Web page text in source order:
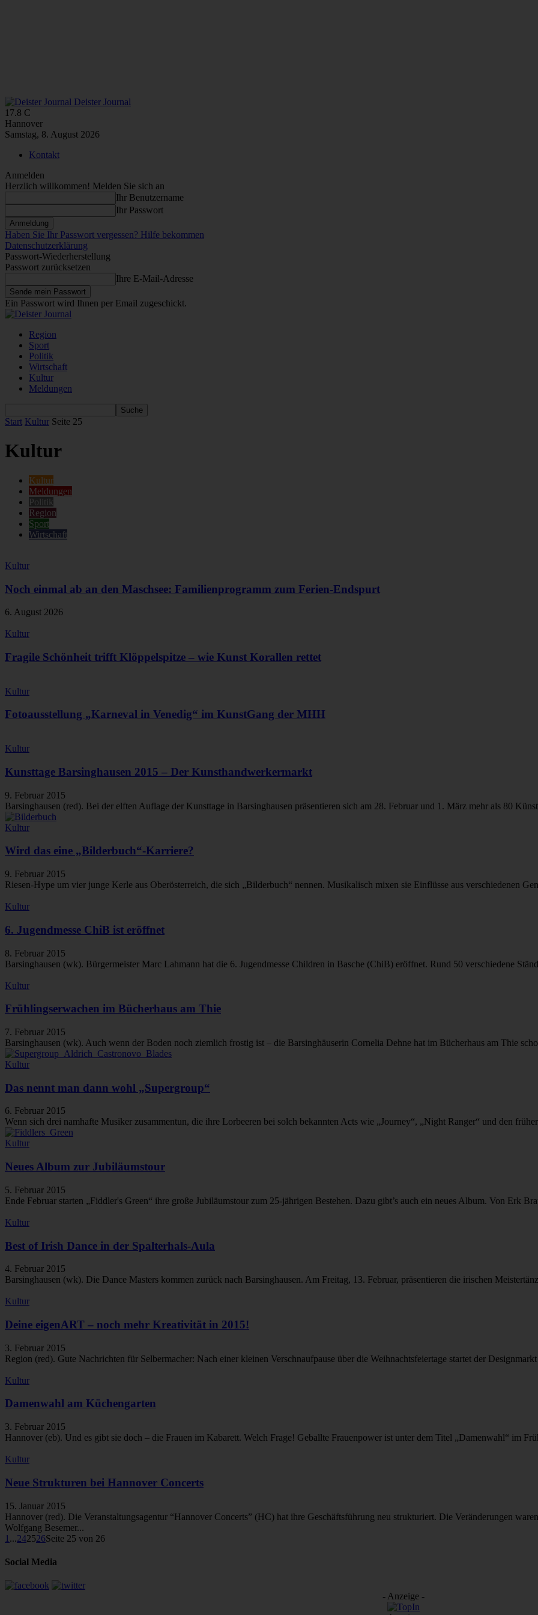
Deister Journal
17.8 C
Hannover
Samstag, 8. August 2026
Kontakt
Anmelden
Herzlich willkommen! Melden Sie sich an
Ihr Benutzername
Ihr Passwort
Haben Sie Ihr Passwort vergessen? Hilfe bekommen
Datenschutzerklärung
Passwort-Wiederherstellung
Passwort zurücksetzen
Ihre E-Mail-Adresse
Ein Passwort wird Ihnen per Email zugeschickt.
Region
Sport
Politik
Wirtschaft
Kultur
Meldungen
Start Kultur Seite 25
Kultur
Kultur
Meldungen
Politik
Region
Sport
Wirtschaft
Kultur
Noch einmal ab an den Maschsee: Familienprogramm zum Ferien-Endspurt
6. August 2026
Kultur
Fragile Schönheit trifft Klöppelspitze – wie Kunst Korallen rettet
Kultur
Fotoausstellung „Karneval in Venedig“ im KunstGang der MHH
Kultur
Kunsttage Barsinghausen 2015 – Der Kunsthandwerkermarkt
9. Februar 2015
Barsinghausen (red). Bei der elften Auflage der Kunsttage in Barsinghausen präsentieren sich am 28. Februar und 1. März mehr als 80
Kultur
Wird das eine „Bilderbuch“-Karriere?
9. Februar 2015
Riesen-Hype um vier junge Kerle aus Oberösterreich, die sich „Bilderbuch“ nennen. Musikalisch mixen sie Einflüsse aus verschiedenen
Kultur
6. Jugendmesse ChiB ist eröffnet
8. Februar 2015
Barsinghausen (wk). Bürgermeister Marc Lahmann hat die 6. Jugendmesse Children in Basche (ChiB) eröffnet. Rund 50 verschiedene
Kultur
Frühlingserwachen im Bücherhaus am Thie
7. Februar 2015
Barsinghausen (wk). Auch wenn der Boden noch ziemlich frostig ist – die Barsinghäuserin Cornelia Dehne hat im Bücherhaus am Thie
Kultur
Das nennt man dann wohl „Supergroup“
6. Februar 2015
Wenn sich drei namhafte Musiker zusammentun, die ihre Lorbeeren bei solch bekannten Acts wie „Journey“, „Night Ranger“ und den
Kultur
Neues Album zur Jubiläumstour
5. Februar 2015
Ende Februar starten „Fiddler's Green“ ihre große Jubiläumstour zum 25-jährigen Bestehen. Dazu gibt’s auch ein neues Album. Von Erk
Kultur
Best of Irish Dance in der Spalterhals-Aula
4. Februar 2015
Barsinghausen (wk). Die Dance Masters kommen zurück nach Barsinghausen. Am Freitag, 13. Februar, präsentieren die irischen
Kultur
Deine eigenART – noch mehr Kreativität in 2015!
3. Februar 2015
Region (red). Gute Nachrichten für Selbermacher: Nach einer kleinen Verschnaufpause über die Weihnachtsfeiertage startet der
Kultur
Damenwahl am Küchengarten
3. Februar 2015
Hannover (eb). Und es gibt sie doch – die Frauen im Kabarett. Welch Frage! Geballte Frauenpower ist unter dem Titel „Damenwahl“ im
Kultur
Neue Strukturen bei Hannover Concerts
15. Januar 2015
Hannover (red). Die Veranstaltungsagentur “Hannover Concerts” (HC) hat ihre Geschäftsführung neu strukturiert. Die Veränderungen
Wolfgang Besemer...
1 ...242526Seite 25 von 26
Social Media
- Anzeige -